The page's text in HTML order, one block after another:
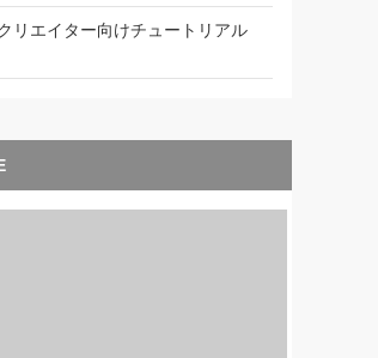
リエイター向けチュートリアル